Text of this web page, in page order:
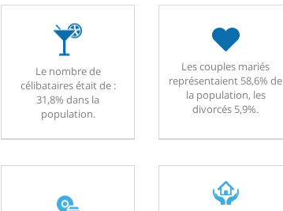
Le nombre de
célibataires était de :
31,8% dans la
population.
Les couples mariés
représentaient 58,6% de
la population, les
divorcés 5,9%.